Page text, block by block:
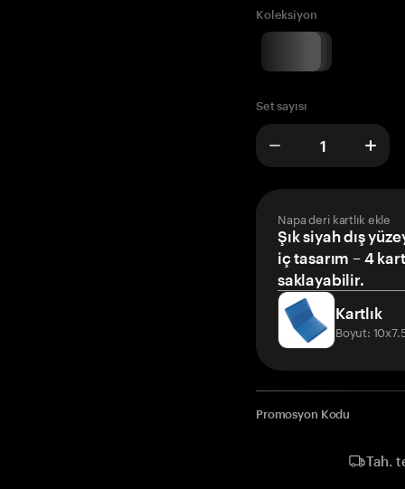
Koleksiyon
Set sayısı
Napa deri kartlık ekle
Şık siyah dış
iç tasarım – 4
saklayabilir.
Kartlık
Boyut:
Promosyon Kodu
Tah.